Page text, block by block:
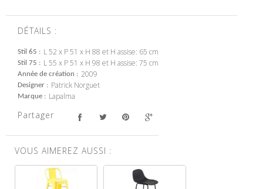
DÉTAILS :
Stil 65 L 52 x P 51 x H 88 et H assise: 65 cm
Stil 75 L 55 x P 51 x H 98 et H assise: 75 cm
Année de création 2009
Designer Patrick Norguet
Marque Lapalma
Partager
VOUS AIMEREZ AUSSI :